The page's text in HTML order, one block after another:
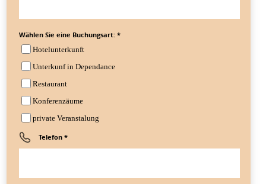
Wählen Sie eine Buchungsart: *
Hotelunterkunft
Unterkunf in Dependance
Restaurant
Konferenzäume
private Veranstalung
Telefon *